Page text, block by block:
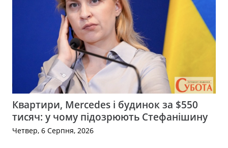
Квартири, Mercedes і будинок за $550
тисяч: у чому підозрюють Стефанішину
Четвер, 6 Серпня, 2026